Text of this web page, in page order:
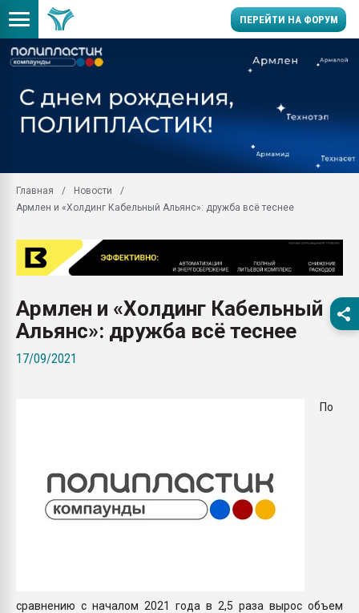
ПЕРЕЙТИ НА ФОРУМ
Вакуум-формовочные
28.07.2026
Всё, что касается
бутылок
Материал поверхности
вакуумного
Главная
Новости
Армлен и «Холдинг Кабельный Альянс»: дружба всё теснее
Армлен и «Холдинг Кабельный
Альянс»: дружба всё теснее
17/09/2021
По
сравнению с началом 2021 года в 2,5 раза вырос объем